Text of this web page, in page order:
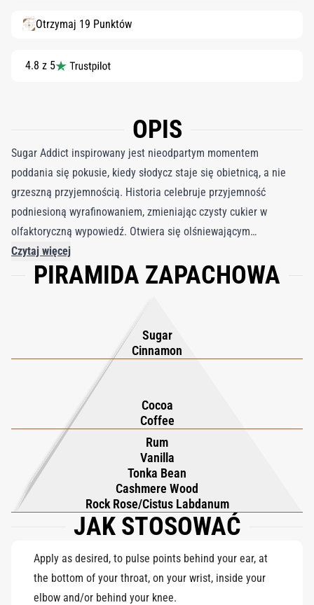
Otrzymaj 19 Punktów
4.8 z 5
OPIS
Sugar Addict inspirowany jest nieodpartym momentem
poddania się pokusie, kiedy słodycz staje się obietnicą, a nie
grzeszną przyjemnością. Historia celebruje przyjemność
podniesioną wyrafinowaniem, zmieniając czysty cukier w
olfaktoryczną wypowiedź. Otwiera się olśniewającym
podmuchem krystalicznego cukru, jasnego i energetyzującego,
złagodzonego ciepłym cynamonem i kremową wanilią. Odrobina
eleganckiego deseru przygotowanego z myślą o dorosłych. W
miarę jak zapach się rozwija, pojawia się subtelna goryczka,
która równoważy przyjemność. Ekstrakt kawy i absolut kakao
dają palone ciepło, a odrobina rumu dodaje mu alkoholowego
blasku, który pogłębia doznania. Baza osadza się w fasoli tonka,
drzewie kaszmirowym i labdanum, otulając słodycz miękkim,
żywicznym uściskiem. Szlak jest przytulny, wyrafinowany i
nieskończenie uzależniający, idealny do noszenia samodzielnie
lub w warstwach, aby przekształcić każdy zapach w dekadencki
podpis.
Czytaj więcej
PIRAMIDA ZAPACHOWA
Sugar
Cinnamon
Cocoa
Coffee
Rum
Vanilla
Tonka Bean
Cashmere Wood
Rock Rose/Cistus Labdanum
JAK STOSOWAĆ
Apply as desired, to pulse points behind your ear, at
the bottom of your throat, on your wrist, inside your
elbow and/or behind your knee.